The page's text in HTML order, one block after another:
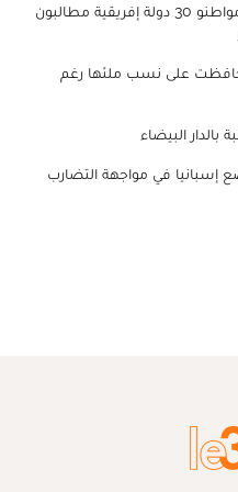
تأشيرة الدخول للولايات المتحدة: مواطنو 30 دولة إفريقية مطالبون
على نسب ملئها رغم
البيضاء
إسبانيا في مواجهة التضارب